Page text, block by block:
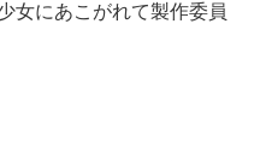
女にあこがれて製作委員